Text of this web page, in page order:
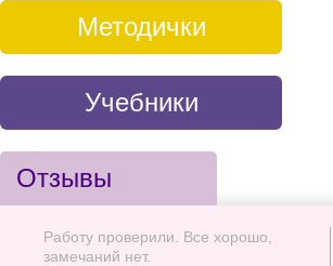
Методички
Учебники
Отзывы
Работу проверили. Все хорошо,
замечаний нет.